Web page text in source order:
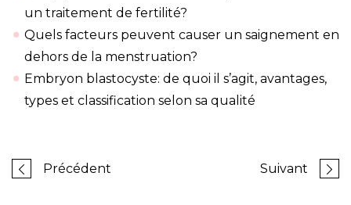
un traitement de fertilité?
Quels facteurs peuvent causer un saignement en
dehors de la menstruation?
Embryon blastocyste: de quoi il s’agit, avantages,
types et classification selon sa qualité
Précédent Suivant